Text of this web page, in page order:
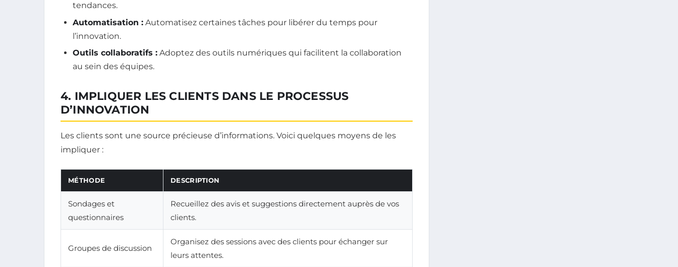
tendances.
Automatisation : Automatisez certaines tâches pour libérer du temps pour
l’innovation.
Outils collaboratifs : Adoptez des outils numériques qui facilitent la collaboration
au sein des équipes.
4. IMPLIQUER LES CLIENTS DANS LE PROCESSUS
D’INNOVATION
Les clients sont une source précieuse d’informations. Voici quelques moyens de les
impliquer :
MÉTHODE DESCRIPTION
Sondages et
questionnaires
Recueillez des avis et suggestions directement auprès de vos
clients.
Groupes de discussion
Organisez des sessions avec des clients pour échanger sur
leurs attentes.